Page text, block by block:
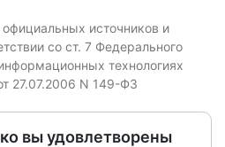
источников и
со ст. 7 Федерального
технологиях
27.07.2006 N 149-ФЗ
вы удовлетворены